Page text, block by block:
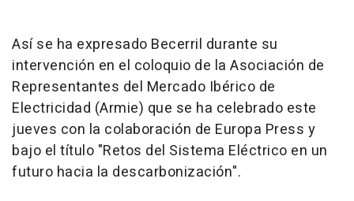
Así se ha expresado Becerril durante su
intervención en el coloquio de la Asociación de
Representantes del Mercado Ibérico de
Electricidad (Armie) que se ha celebrado este
jueves con la colaboración de Europa Press y
bajo el título "Retos del Sistema Eléctrico en un
futuro hacia la descarbonización".